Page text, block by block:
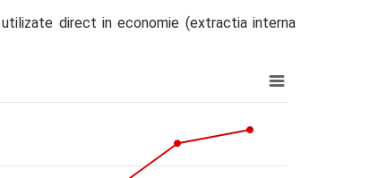
direct in economie (extractia interna